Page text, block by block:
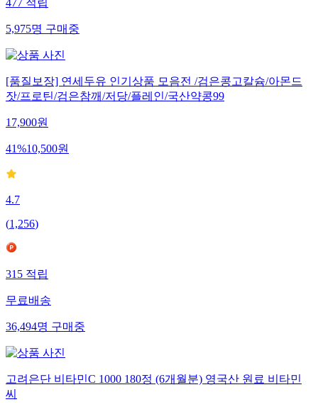
477적립
5,975명구매중
[품질보장] 연세두유 인기상품 모음전 /검은콩고칼슘/아몬드
잣/프로틴/검은참깨/저당/플레인/국산약콩99
17,900원
41%10,500원
4.7
(1,256)
315적립
무료배송
36,494명구매중
고려은단 비타민C 1000 180정 (6개월분) 영국산 원료 비타민
씨